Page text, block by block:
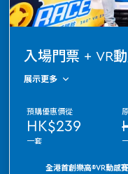
入場門票 + VR
展示更多
預購優惠價從
HK$239
一套
全港首創樂高®VR動感